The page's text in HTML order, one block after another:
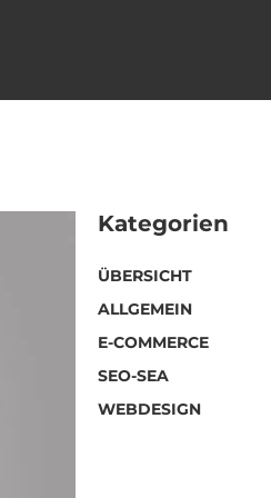
Kategorien
ÜBERSICHT
ALLGEMEIN
E-COMMERCE
SEO-SEA
WEBDESIGN